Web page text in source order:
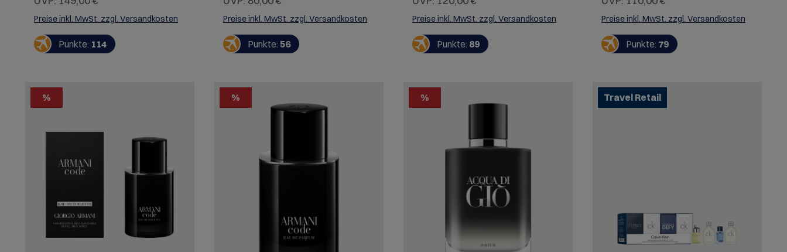
Preise inkl. MwSt. zzgl. Versandkosten
Punkte: 114
Mittelmeer und die griechische
Mythologie.
Preise inkl. MwSt. zzgl. Versandkosten
Punkte: 56
Verschiedenartigkeit. Versace Eros
Flamme ist ein Du ft für einen starken,
Mann, der der sich nicht scheut, zu
seinen Emotionen zu stehen. Versace
warme aromatische Noten, welche
Flame ist eine Ode an die Leidenschaft
Preise inkl. MwSt. zzgl. Versandkosten
Punkte: 89
Preise inkl. MwSt. zzgl. Versandkosten
Punkte: 79
% % % Travel Retail